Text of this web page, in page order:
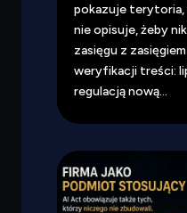
pokazuje terytoria,
nie opisuje, żeby
zasięgu z
weryfikacji treści:
regulacją nową...